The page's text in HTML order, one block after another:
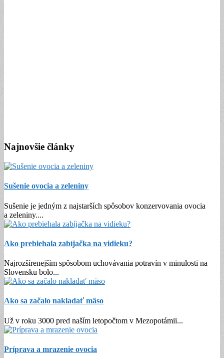
Najnovšie články
Sušenie ovocia a zeleniny
Sušenie je jedným z najstarších spôsobov konzervovania ovocia
a zeleniny....
Ako prebiehala zabíjačka na vidieku?
Najrozšírenejším spôsobom uchovávania potravín v minulosti na
Slovensku bolo...
Ako sa začalo nakladať mäso
Už v roku 3000 pred naším letopočtom v Mezopotámii...
Príprava a mrazenie ovocia